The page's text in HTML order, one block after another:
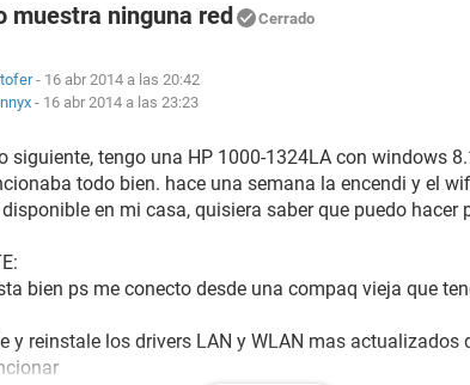
muestra ninguna red Cerrado
- 16 abr 2014 a las 20:42
- 16 abr 2014 a las 23:23
siguiente, tengo una HP 1000-1324LA con windows
todo bien. hace una semana la encendi y el
en mi casa, quisiera saber que puedo hacer
bien ps me conecto desde una compaq vieja que
y reinstale los drivers LAN y WLAN mas actualizados